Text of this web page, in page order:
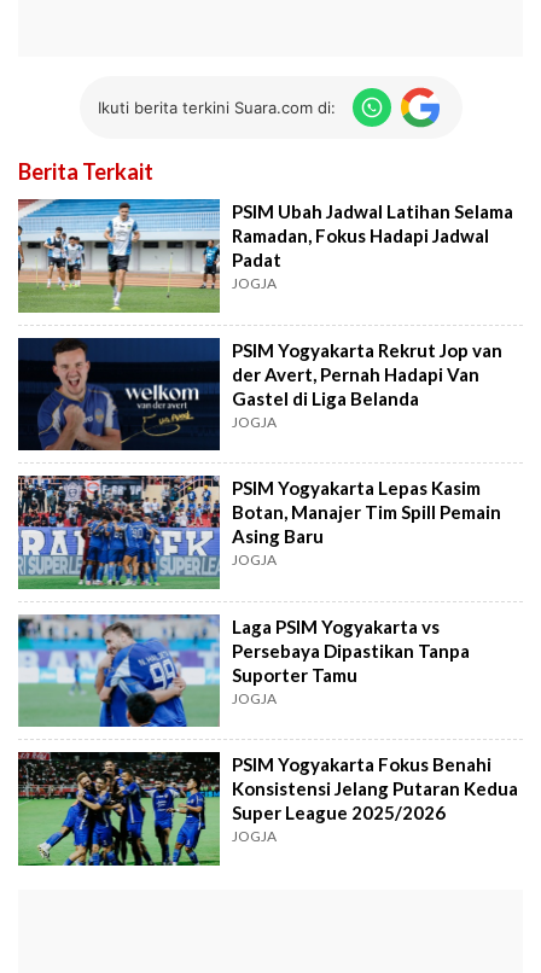
Ikuti berita terkini Suara.com di:
Berita Terkait
PSIM Ubah Jadwal Latihan Selama
Ramadan, Fokus Hadapi Jadwal
Padat
JOGJA
PSIM Yogyakarta Rekrut Jop van
der Avert, Pernah Hadapi Van
Gastel di Liga Belanda
JOGJA
PSIM Yogyakarta Lepas Kasim
Botan, Manajer Tim Spill Pemain
Asing Baru
JOGJA
Laga PSIM Yogyakarta vs
Persebaya Dipastikan Tanpa
Suporter Tamu
JOGJA
PSIM Yogyakarta Fokus Benahi
Konsistensi Jelang Putaran Kedua
Super League 2025/2026
JOGJA